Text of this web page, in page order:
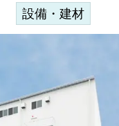
設備・建材